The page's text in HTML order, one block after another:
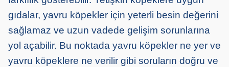
gıdalar, yavru köpekler için yeterli besin değerini
sağlamaz ve uzun vadede gelişim sorunlarına
yol açabilir. Bu noktada yavru köpekler ne yer ve
yavru köpeklere ne verilir gibi soruların doğru ve